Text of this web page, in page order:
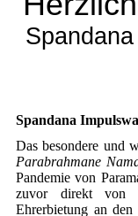
Spandana
Das besondere und
Parabrahmane
Pandemie von
zuvor direkt von
Ehrerbietung an